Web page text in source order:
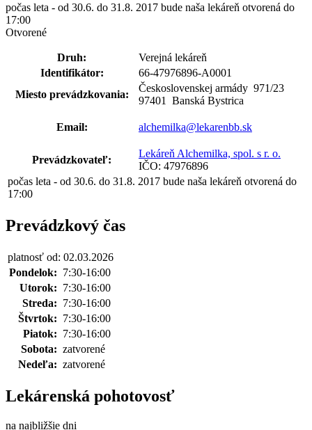
počas leta - od 30.6. do 31.8. 2017 bude naša lekáreň otvorená do
17:00
Otvorené
Druh:
Verejná lekáreň
Identifikátor:
66-47976896-A0001
Miesto prevádzkovania:
Československej armády 971/23
97401 Banská Bystrica
Email: alchemilka@lekarenbb.sk
Prevádzkovateľ:
Lekáreň Alchemilka, spol. s r. o.
IČO: 47976896
počas leta - od 30.6. do 31.8. 2017 bude naša lekáreň otvorená do
17:00
Prevádzkový čas
platnosť od: 02.03.2026
Pondelok: 7:30-16:00
Utorok: 7:30-16:00
Streda: 7:30-16:00
Štvrtok: 7:30-16:00
Piatok: 7:30-16:00
Sobota: zatvorené
Nedeľa: zatvorené
Lekárenská pohotovosť
na najbližšie dni